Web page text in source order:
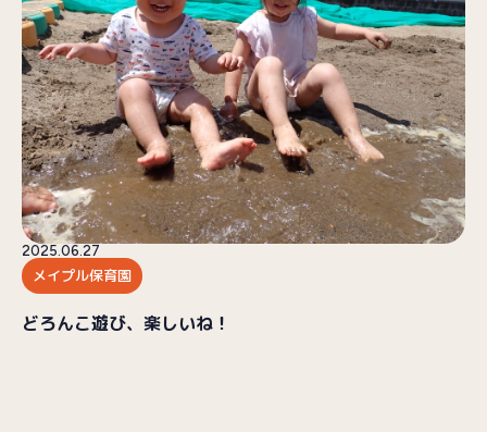
2025.06.27
メイプル保育園
どろんこ遊び、楽しいね！